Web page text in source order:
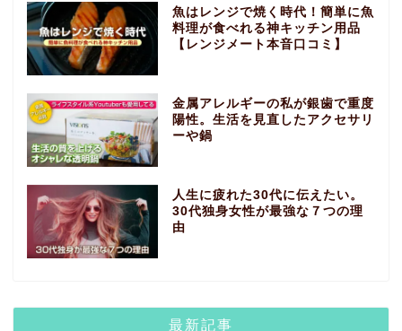
魚はレンジで焼く時代！簡単に魚
料理が食べれる神キッチン用品
【レンジメート本音口コミ】
金属アレルギーの私が銀歯で重度
陽性。生活を見直したアクセサリ
ーや鍋
人生に疲れた30代に伝えたい。
30代独身女性が最強な７つの理
由
最新記事